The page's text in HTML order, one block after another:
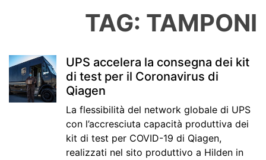
TAG: TAMPONI
UPS accelera la consegna dei kit
di test per il Coronavirus di
Qiagen
La flessibilità del network globale di UPS
con l’accresciuta capacità produttiva dei
kit di test per COVID-19 di Qiagen,
realizzati nel sito produttivo a Hilden in